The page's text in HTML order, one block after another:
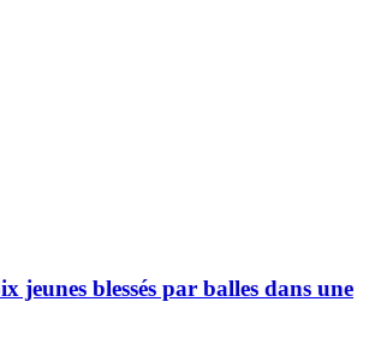
jeunes blessés par balles dans une